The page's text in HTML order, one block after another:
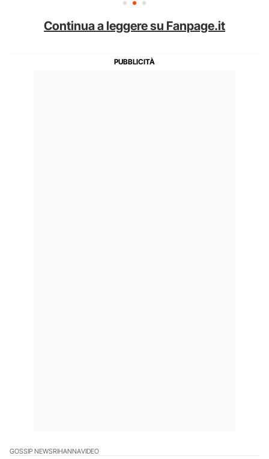
Continua a leggere su Fanpage.it
GOSSIP NEWSRIHANNAVIDEO